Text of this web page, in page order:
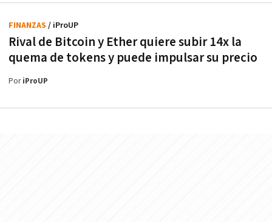
Rival de Bitcoin y Ether quiere subir 14x la
quema de tokens y puede impulsar su precio
FINANZAS / iProUP
PoriProUP